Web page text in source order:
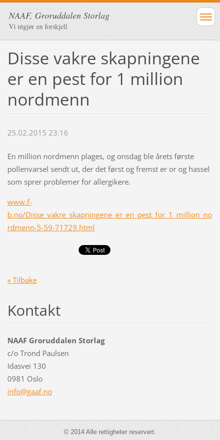
NAAF, Groruddalen Storlag
Vi utgjør en forskjell
Disse vakre skapningene
er en pest for 1 million
nordmenn
25.02.2015 23:16
En million nordmenn plages, og onsdag ble årets første
pollenvarsel sendt ut, der det først og fremst er or og hassel
som sprer problemer for allergikere.
www.f-
b.no/Disse_vakre_skapningene_er_en_pest_for_1_million_no
rdmenn-5-59-71729.html
« Tilbake
Kontakt
NAAF Groruddalen Storlag
c/o Trond Paulsen
Idasvei 130
0981 Oslo
info@gaaf.no
© 2014 Alle rettigheter reservert.